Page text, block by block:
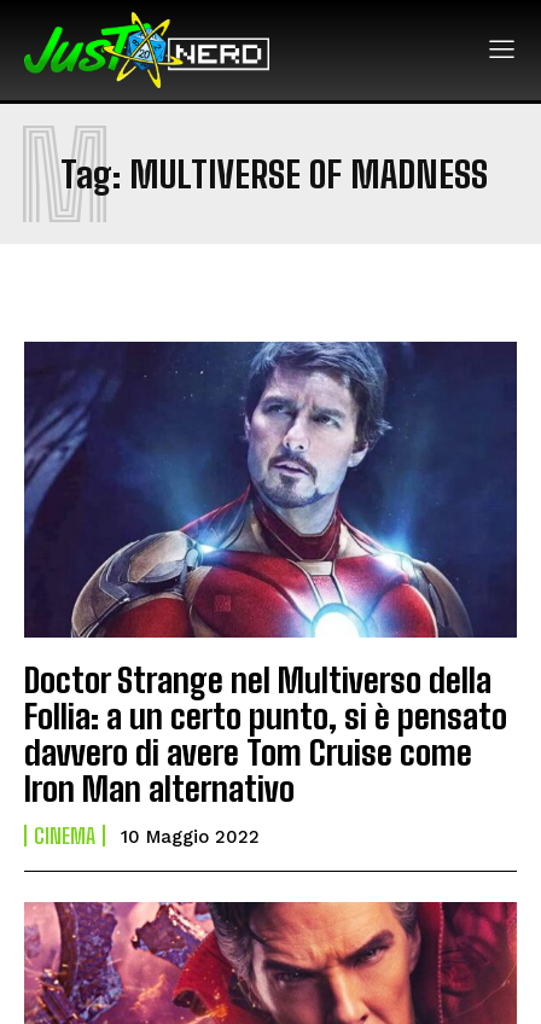
Tag: MULTIVERSE OF MADNESS
M
Doctor Strange nel Multiverso della
Follia: a un certo punto, si è pensato
davvero di avere Tom Cruise come
Iron Man alternativo
CINEMA 10 Maggio 2022